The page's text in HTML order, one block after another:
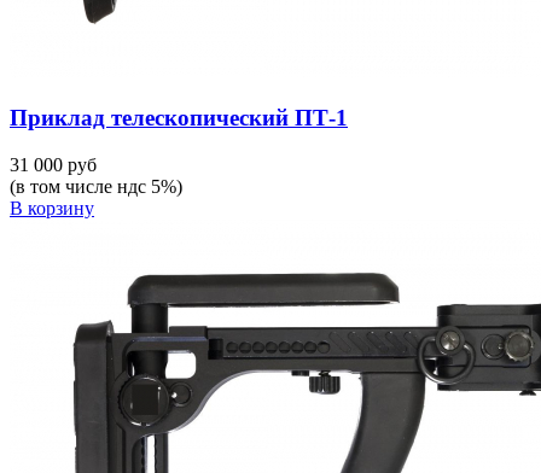
Приклад телескопический ПТ-1
31 000 руб
(в том числе ндс 5%)
В корзину